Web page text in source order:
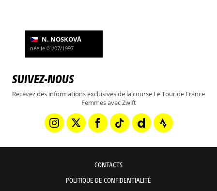
N. NOSKOVÁ
née le 01/07/1997
SUIVEZ-NOUS
Recevez des informations exclusives de la course Le Tour de France
Femmes avec Zwift
CONTACTS
POLITIQUE DE CONFIDENTIALITÉ